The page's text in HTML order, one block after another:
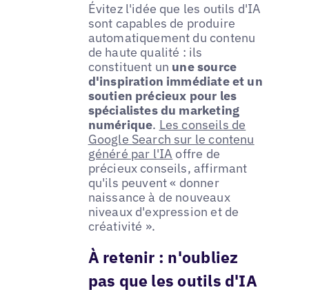
Évitez l'idée que les outils d'IA
sont capables de produire
automatiquement du contenu
de haute qualité : ils
constituent un une source
d'inspiration immédiate et un
soutien précieux pour les
spécialistes du marketing
numérique. Les conseils de
Google Search sur le contenu
généré par l'IA offre de
précieux conseils, affirmant
qu'ils peuvent « donner
naissance à de nouveaux
niveaux d'expression et de
créativité ».
À retenir : n'oubliez
pas que les outils d'IA